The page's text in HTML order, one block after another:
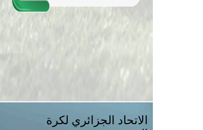
الاتحاد الجزائري لكرة